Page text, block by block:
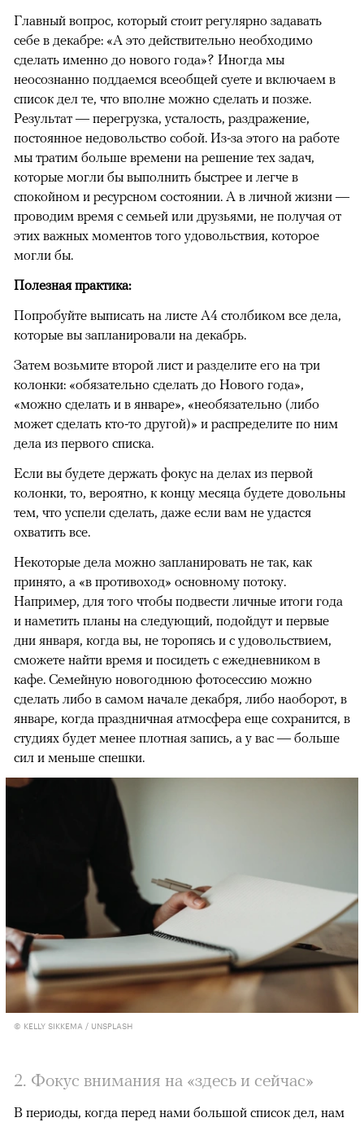
Главный вопрос, который стоит регулярно задавать
себе в декабре: «А это действительно необходимо
сделать именно до нового года»? Иногда мы
неосознанно поддаемся всеобщей суете и включаем в
список дел те, что вполне можно сделать и позже.
Результат — перегрузка, усталость, раздражение,
постоянное недовольство собой. Из-за этого на работе
мы тратим больше времени на решение тех задач,
которые могли бы выполнить быстрее и легче в
спокойном и ресурсном состоянии. А в личной жизни —
проводим время с семьей или друзьями, не получая от
этих важных моментов того удовольствия, которое
могли бы.
Полезная практика:
Попробуйте выписать на листе А4 столбиком все дела,
которые вы запланировали на декабрь.
Затем возьмите второй лист и разделите его на три
колонки: «обязательно сделать до Нового года»,
«можно сделать и в январе», «необязательно (либо
может сделать кто-то другой)» и распределите по ним
дела из первого списка.
Если вы будете держать фокус на делах из первой
колонки, то, вероятно, к концу месяца будете довольны
тем, что успели сделать, даже если вам не удастся
охватить все.
Некоторые дела можно запланировать не так, как
принято, а «в противоход» основному потоку.
Например, для того чтобы подвести личные итоги года
и наметить планы на следующий, подойдут и первые
дни января, когда вы, не торопясь и с удовольствием,
сможете найти время и посидеть с ежедневником в
кафе. Семейную новогоднюю фотосессию можно
сделать либо в самом начале декабря, либо наоборот, в
январе, когда праздничная атмосфера еще сохранится, в
студиях будет менее плотная запись, а у вас — больше
сил и меньше спешки.
© KELLY SIKKEMA / UNSPLASH
2. Фокус внимания на «здесь и сейчас»
В периоды, когда перед нами большой список дел, нам